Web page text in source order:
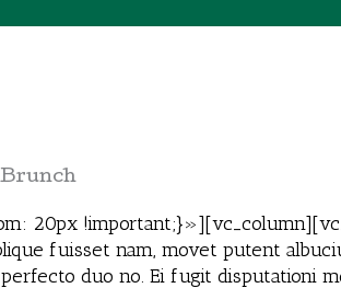
Brunch
20px
fuisset nam, movet putent
duo no. Ei fugit disputationi